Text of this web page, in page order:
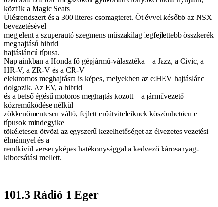
köztük a Magic Seats
Ülésrendszert és a 300 literes csomagteret. Öt évvel később az NSX
bevezetésével
megjelent a szuperautó szegmens műszakilag legfejlettebb összkerék
meghajtású hibrid
hajtásláncú típusa.
Napjainkban a Honda fő gépjármű-választéka – a Jazz, a Civic, a
HR-V, a ZR-V és a CR-V –
elektromos meghajtásra is képes, melyekben az e:HEV hajtáslánc
dolgozik. Az EV, a hibrid
és a belső égésű motoros meghajtás között – a járművezető
közreműködése nélkül –
zökkenőmentesen váltó, fejlett erőátviteleiknek köszönhetően e
típusok mindegyike
tökéletesen ötvözi az egyszerű kezelhetőséget az élvezetes vezetési
élménnyel és a
rendkívül versenyképes hatékonysággal a kedvező károsanyag-
kibocsátási mellett.
101.3 Rádió 1 Eger